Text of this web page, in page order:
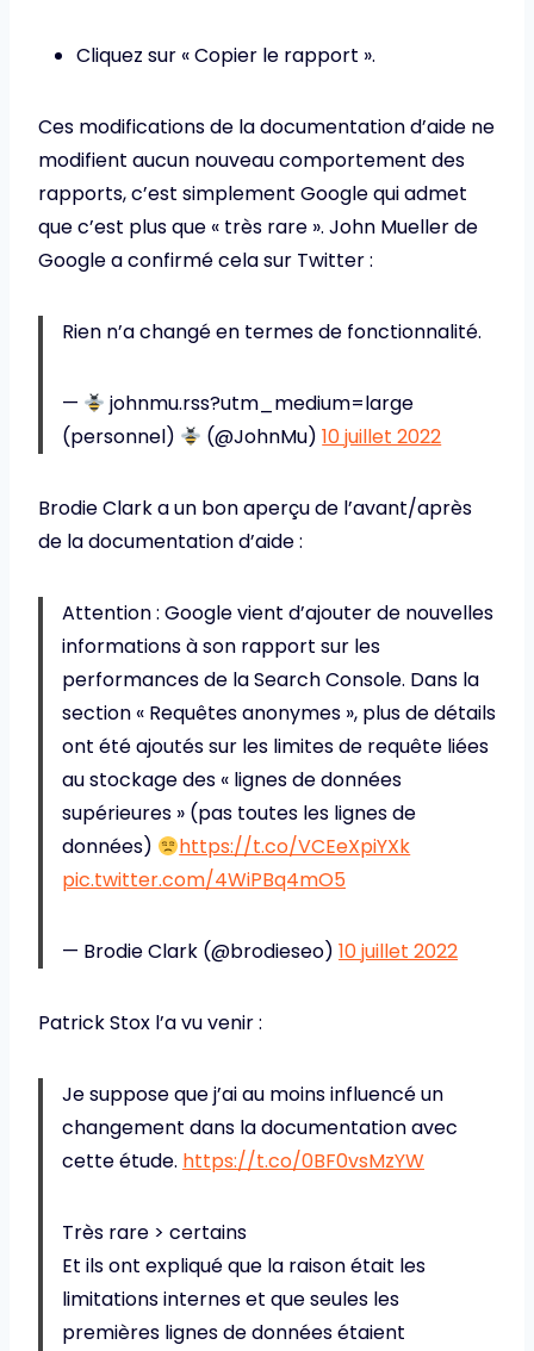
Cliquez sur « Copier le rapport ».
Ces modifications de la documentation d’aide ne
modifient aucun nouveau comportement des
rapports, c’est simplement Google qui admet
que c’est plus que « très rare ». John Mueller de
Google a confirmé cela sur Twitter :
Rien n’a changé en termes de fonctionnalité.
—
johnmu.rss?utm_medium=large
(personnel)
(@JohnMu)10 juillet 2022
Brodie Clark a un bon aperçu de l’avant/après
de la documentation d’aide :
Attention : Google vient d’ajouter de nouvelles
informations à son rapport sur les
performances de la Search Console. Dans la
section « Requêtes anonymes », plus de détails
ont été ajoutés sur les limites de requête liées
au stockage des « lignes de données
supérieures » (pas toutes les lignes de
données)
https://t.co/VCEeXpiYXk
pic.twitter.com/4WiPBq4mO5
— Brodie Clark (@brodieseo) 10 juillet 2022
Patrick Stox l’a vu venir :
Je suppose que j’ai au moins influencé un
changement dans la documentation avec
cette étude. https://t.co/0BF0vsMzYW
Très rare > certains
Et ils ont expliqué que la raison était les
limitations internes et que seules les
premières lignes de données étaient